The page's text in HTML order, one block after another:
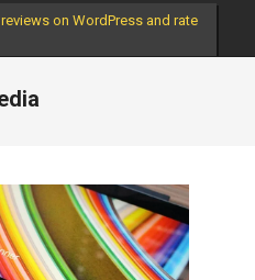
on WordPress and rate